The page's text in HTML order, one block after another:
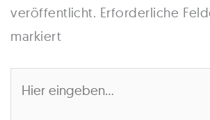
veröffentlicht. Erforderliche
markiert
eingeben…